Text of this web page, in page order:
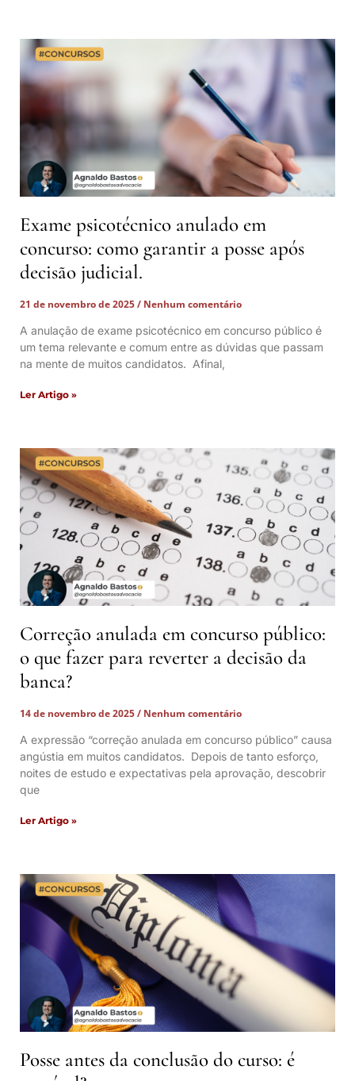
Exame psicotécnico anulado em
concurso: como garantir a posse após
decisão judicial.
21 de novembro de 2025
Nenhum comentário
A anulação de exame psicotécnico em concurso público é
um tema relevante e comum entre as dúvidas que passam
na mente de muitos candidatos. Afinal,
Ler Artigo »
Correção anulada em concurso público:
o que fazer para reverter a decisão da
banca?
14 de novembro de 2025
Nenhum comentário
A expressão “correção anulada em concurso público” causa
angústia em muitos candidatos. Depois de tanto esforço,
noites de estudo e expectativas pela aprovação, descobrir
que
Ler Artigo »
Posse antes da conclusão do curso: é